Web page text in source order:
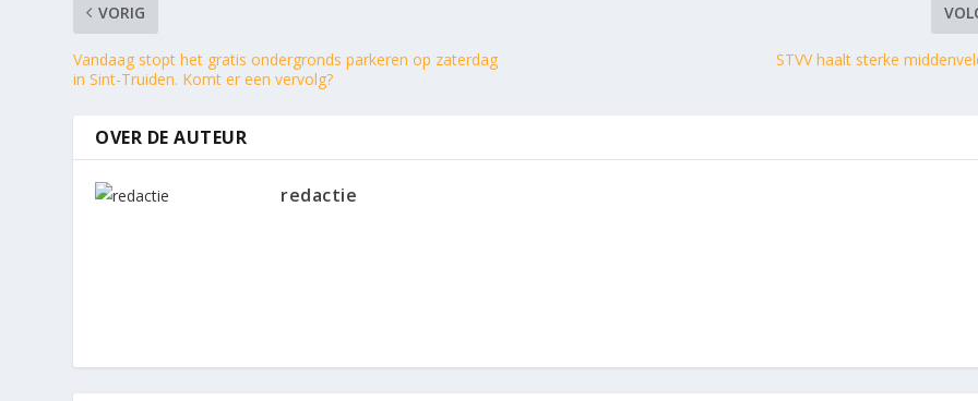
VORIG
Vandaag stopt het gratis ondergronds parkeren op zaterdag
in Sint-Truiden. Komt er een vervolg?
STVV haalt sterke
OVER DE AUTEUR
redactie